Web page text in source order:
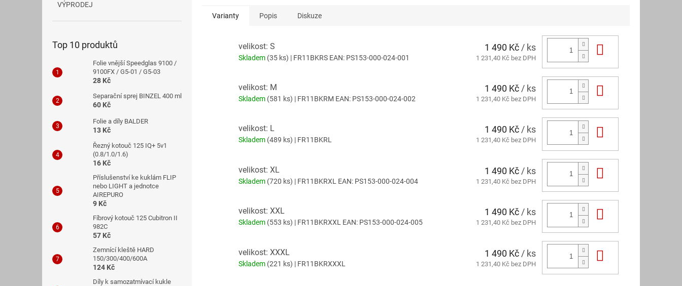
VÝPRODEJ
Top 10 produktů
Folie vnější Speedglas 9100 /
9100FX / G5-01 / G5-03
28 Kč
Separační sprej BINZEL 400 ml
60 Kč
Folie a díly BALDER
13 Kč
Řezný kotouč 125 IQ+ 5v1
(0.8/1.0/1.6)
16 Kč
Příslušenství ke kuklám FLIP
nebo LIGHT a jednotce
AIREPURO
9 Kč
Fíbrový kotouč 125 Cubitron II
982C
57 Kč
Zemnící kleště HARD
150/300/400/600A
124 Kč
Díly k samozatmívací kukle
Varianty Popis Diskuze
velikost: S
Skladem (35 ks) | FR11BKRS EAN: PS153-000-024-001
1 490 Kč / ks
1 231,40 Kč bez DPH
velikost: M
Skladem (581 ks) | FR11BKRM EAN: PS153-000-024-002
1 490 Kč / ks
1 231,40 Kč bez DPH
velikost: L
Skladem (489 ks) | FR11BKRL
1 490 Kč/ ks
1 231,40 Kč bez DPH
velikost: XL
Skladem (720 ks) | FR11BKRXL EAN: PS153-000-024-004
1 490 Kč / ks
1 231,40 Kč bez DPH
velikost: XXL
Skladem (553 ks) | FR11BKRXXL EAN: PS153-000-024-005
1 490 Kč/ ks
1 231,40 Kč bez DPH
velikost: XXXL
Skladem (221 ks) | FR11BKRXXXL
1 490 Kč / ks
1 231,40 Kč bez DPH